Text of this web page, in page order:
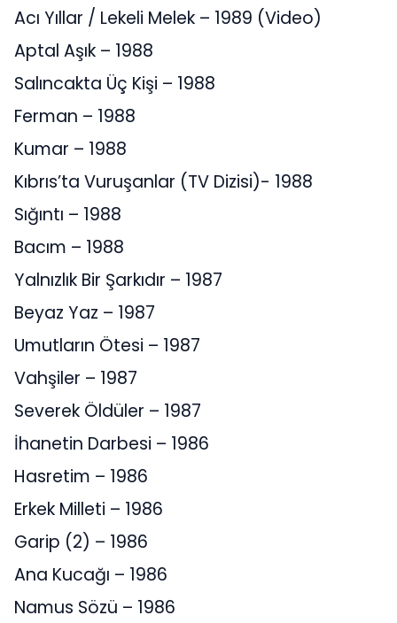
Acı Yıllar / Lekeli Melek – 1989 (Video)
Aptal Aşık – 1988
Salıncakta Üç Kişi – 1988
Ferman – 1988
Kumar – 1988
Kıbrıs’ta Vuruşanlar (TV Dizisi)- 1988
Sığıntı – 1988
Bacım – 1988
Yalnızlık Bir Şarkıdır – 1987
Beyaz Yaz – 1987
Umutların Ötesi – 1987
Vahşiler – 1987
Severek Öldüler – 1987
İhanetin Darbesi – 1986
Hasretim – 1986
Erkek Milleti – 1986
Garip (2) – 1986
Ana Kucağı – 1986
Namus Sözü – 1986